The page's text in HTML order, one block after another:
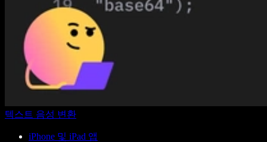
텍스트 음성 변환
iPhone 및 iPad 앱